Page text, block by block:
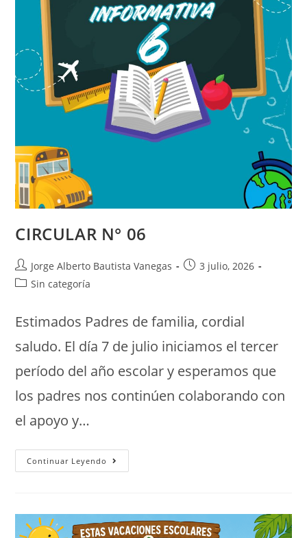
CIRCULAR N° 06
Jorge Alberto Bautista Vanegas
3 julio, 2026
Sin categoría
Estimados Padres de familia, cordial
saludo. El día 7 de julio iniciamos el tercer
período del año escolar y esperamos que
los padres nos continúen colaborando con
el apoyo y…
Continuar Leyendo